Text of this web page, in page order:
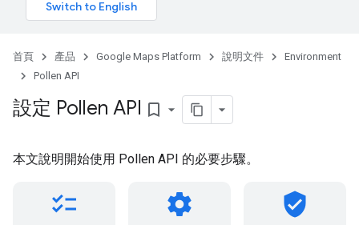
首頁 產品 Google Maps Platform 說明文件
Environment
Pollen API
設定 Pollen API bookmark_border
本文說明開始使用 Pollen API 的必要步驟。
checklist settings verified_user